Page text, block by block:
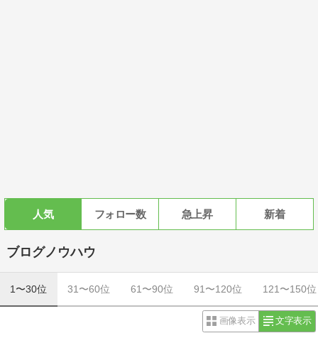
人気 フォロー数 急上昇 新着
ブログノウハウ
1〜30位 31〜60位 61〜90位 91〜120位 121〜150位
画像表示 文字表示